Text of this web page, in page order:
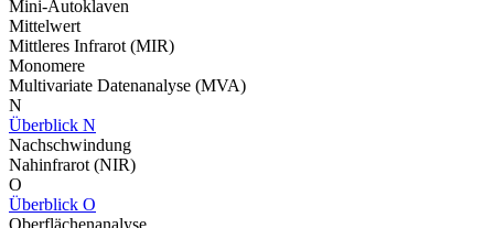
Mini-Autoklaven
Mittelwert
Mittleres Infrarot (MIR)
Monomere
Multivariate Datenanalyse (MVA)
N
Überblick N
Nachschwindung
Nahinfrarot (NIR)
O
Überblick O
Oberflächenanalyse